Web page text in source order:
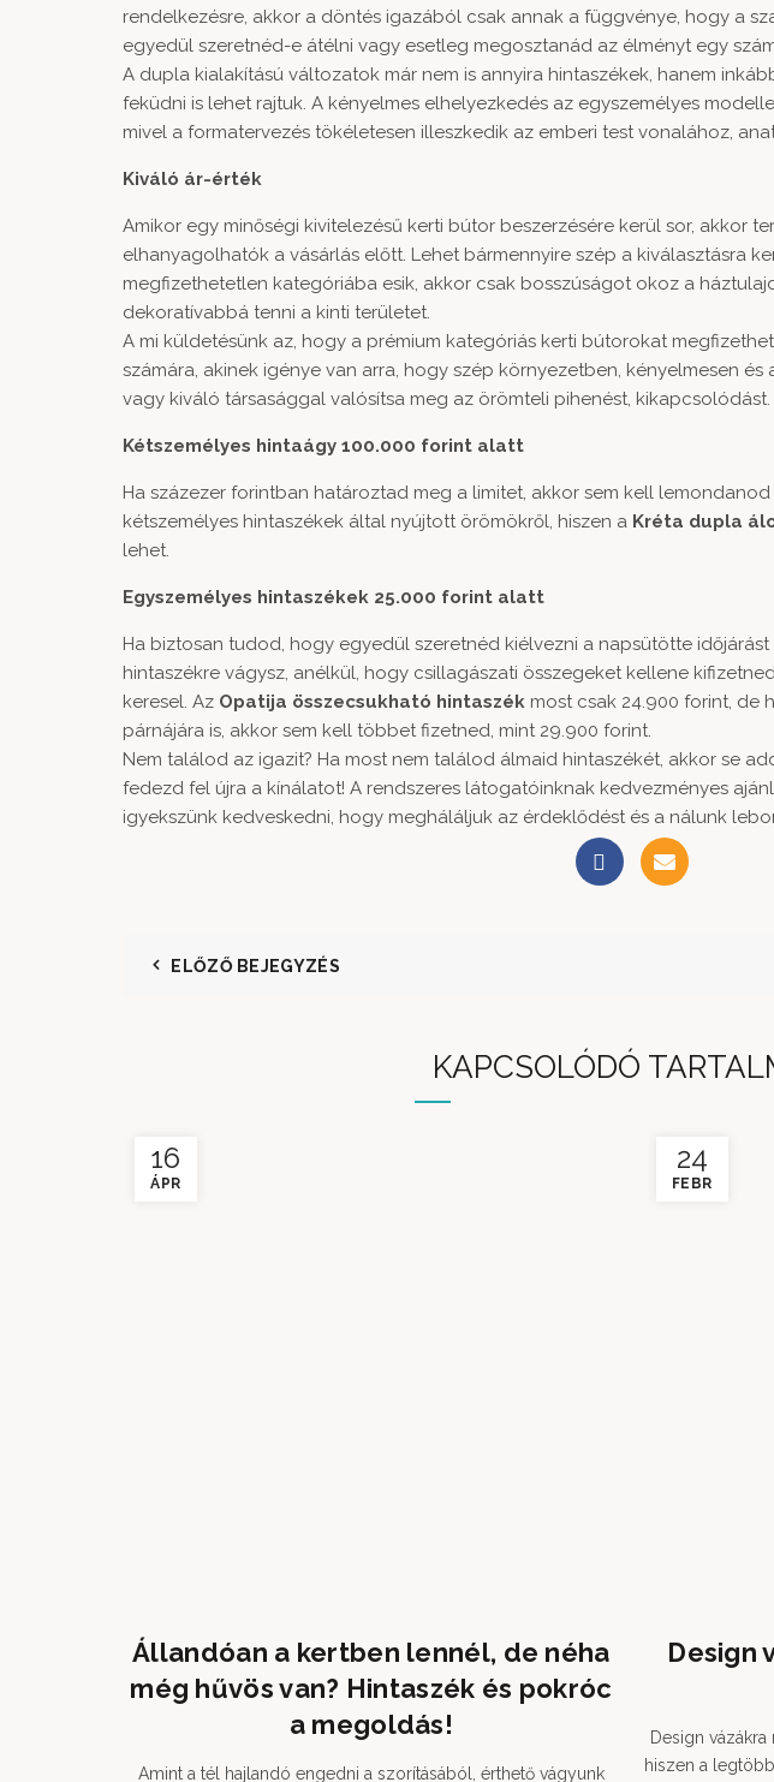
rendelkezésre, akkor a döntés igazából csak annak a függvénye, hogy a
egyedül szeretnéd-e átélni vagy esetleg megosztanád az élményt egy
A dupla kialakítású változatok már nem is annyira hintaszékek, hanem
feküdni is lehet rajtuk. A kényelmes elhelyezkedés az egyszemélyes
mivel a formatervezés tökéletesen illeszkedik az emberi test vonalához,
Kiváló ár-érték
Amikor egy minőségi kivitelezésű kerti bútor beszerzésére kerül sor, akkor
elhanyagolhatók a vásárlás előtt. Lehet bármennyire szép a kiválasztásra
megfizethetetlen kategóriába esik, akkor csak bosszúságot okoz a
dekoratívabbá tenni a kinti területet.
A mi küldetésünk az, hogy a prémium kategóriás kerti bútorokat
számára, akinek igénye van arra, hogy szép környezetben, kényelmesen
vagy kiváló társasággal valósítsa meg az örömteli pihenést, kikapcsolódást.
Kétszemélyes hintaágy 100.000 forint alatt
Ha százezer forintban határoztad meg a limitet, akkor sem kell lemondanod
kétszemélyes hintaszékek által nyújtott örömökről, hiszen a Kréta dupla
lehet.
Egyszemélyes hintaszékek 25.000 forint alatt
Ha biztosan tudod, hogy egyedül szeretnéd kiélvezni a napsütötte
hintaszékre vágysz, anélkül, hogy csillagászati összegeket kellene
keresel. Az Opatija összecsukható hintaszék most csak 24.900 forint, de
párnájára is, akkor sem kell többet fizetned, mint 29.900 forint.
Nem találod az igazit? Ha most nem találod álmaid hintaszékét, akkor se
fedezd fel újra a kínálatot! A rendszeres látogatóinknak kedvezményes
igyekszünk kedveskedni, hogy megháláljuk az érdeklődést és a nálunk
ELŐZŐ BEJEGYZÉS
KAPCSOLÓDÓ
16
ÁPR
Állandóan a kertben lennél, de néha
még hűvös van? Hintaszék és pokróc
a megoldás!
Amint a tél hajlandó engedni a szorításából, érthető vágyunk
24
FEBR
Design
Design
hiszen a